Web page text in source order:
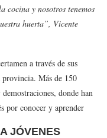
cocina y nosotros tenemos
huerta”, Vicente
a través de sus
Más de 150
donde han
por conocer y aprender
JÓVENES